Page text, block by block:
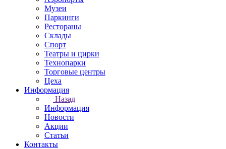
Музеи
Паркинги
Рестораны
Склады
Спорт
Театры и цирки
Технопарки
Торговые центры
Цеха
Информация
Назад
Информация
Новости
Акции
Статьи
Контакты